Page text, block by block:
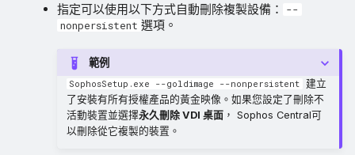
指定可以使用以下方式自動刪除複製設備：
--
nonpersistent 選項。
範例
SophosSetup.exe --goldimage --nonpersistent 建立
了安裝有所有授權產品的黃金映像。如果您設定了刪除不
活動裝置並選擇永久刪除 VDI 桌面 ， Sophos Central可
以刪除從它複製的裝置。